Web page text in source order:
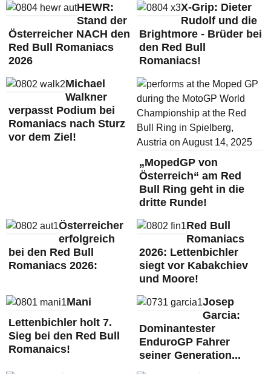
HEWR:
Stand der
Österreicher NACH den
Red Bull Romaniacs
2026
X-Grip: Dieter
Rudolf und die
Brightmore - Brüder bei
den Red Bull
Romaniacs!
Michael
Walkner
verpasst Podium bei
Romaniacs nach Sturz
vor dem Ziel!
„MopedGP von
Österreich“ am Red
Bull Ring geht in die
dritte Runde!
Österreicher
erfolgreich
bei den Red Bull
Romaniacs 2026:
Red Bull
Romaniacs
2026: Lettenbichler
siegt vor Kabakchiev
und Moore!
Mani
Lettenbichler holt 7.
Sieg bei den Red Bull
Romanaics!
Josep
Garcia:
Dominantester
EnduroGP Fahrer
seiner Generation...